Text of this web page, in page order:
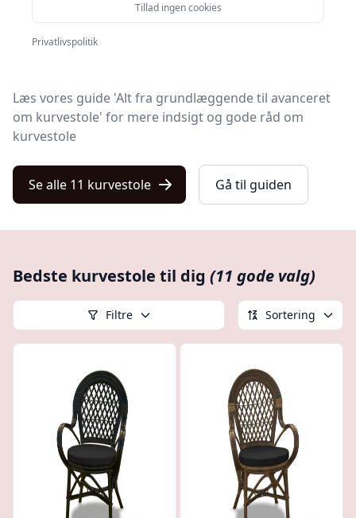
Uanset om du ønsker kvalitet, tilbud på kurvestole, en
bestemt type eller fri levering, kan du finde det bedste
Læs vores guide 'Alt fra grundlæggende til avanceret
om kurvestole' for mere indsigt og gode råd om
kurvestole
Se alle 11 kurvestole Gå til guiden
Bedste kurvestole til dig (11 gode valg)
Filtre Sortering
Tillad ingen cookies
Privatlivspolitik